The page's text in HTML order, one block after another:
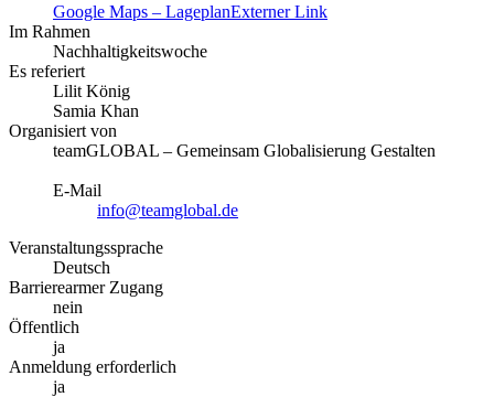
Google Maps – LageplanExterner Link
Im Rahmen
Nachhaltigkeitswoche
Es referiert
Lilit König
Samia Khan
Organisiert von
teamGLOBAL – Gemeinsam Globalisierung Gestalten
E-Mail
info@teamglobal.de
Veranstaltungssprache
Deutsch
Barrierearmer Zugang
nein
Öffentlich
ja
Anmeldung erforderlich
ja